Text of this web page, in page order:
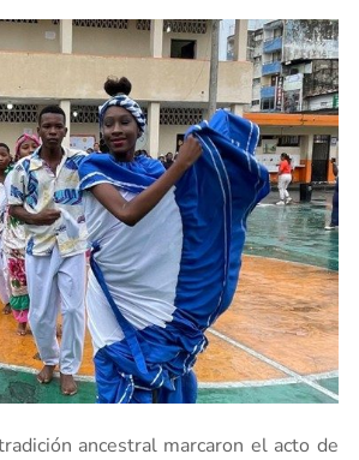
ancestral marcaron el acto de